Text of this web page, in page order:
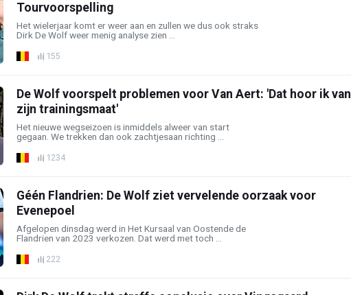
Tourvoorspelling
Het wielerjaar komt er weer aan en zullen we dus ook straks
Dirk De Wolf weer menig analyse zien ...
155
De Wolf voorspelt problemen voor Van Aert: 'Dat hoor ik van
zijn trainingsmaat'
Het nieuwe wegseizoen is inmiddels alweer van start
gegaan. We trekken dan ook zachtjesaan richting ...
1234
Géén Flandrien: De Wolf ziet vervelende oorzaak voor
Evenepoel
Afgelopen dinsdag werd in Het Kursaal van Oostende de
Flandrien van 2023 verkozen. Dat werd met toch ...
222